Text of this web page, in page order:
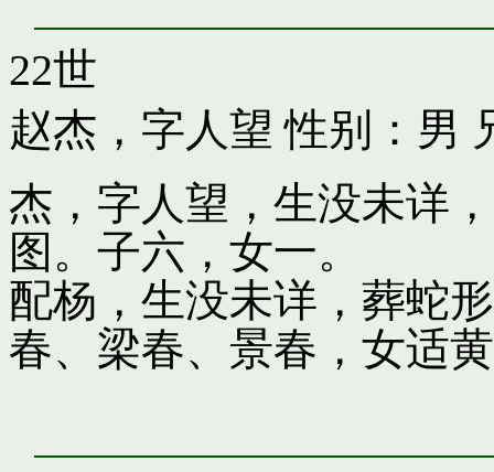
22世
赵杰，字人望 性别：男
杰，字人望，生没未详
图。子六，女一。
配杨，生没未详，葬蛇
春、梁春、景春，女适